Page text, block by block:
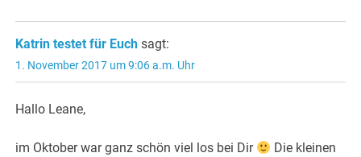
Katrin testet für Euch sagt:
1. November 2017 um 9:06 a.m. Uhr
Hallo Leane,
im Oktober war ganz schön viel los bei Dir
Die kleinen